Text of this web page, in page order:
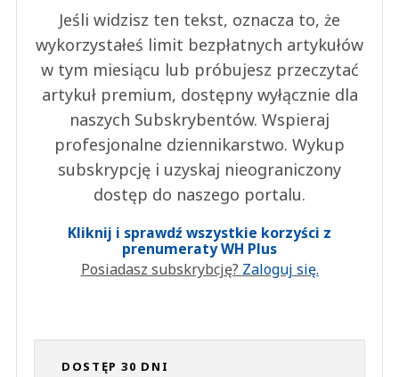
Jeśli widzisz ten tekst, oznacza to, że
wykorzystałeś limit bezpłatnych artykułów
w tym miesiącu lub próbujesz przeczytać
artykuł premium, dostępny wyłącznie dla
naszych Subskrybentów. Wspieraj
profesjonalne dziennikarstwo. Wykup
subskrypcję i uzyskaj nieograniczony
dostęp do naszego portalu.
Kliknij i sprawdź wszystkie korzyści z
prenumeraty WH Plus
Posiadasz subskrybcję? Zaloguj się.
DOSTĘP 30 DNI